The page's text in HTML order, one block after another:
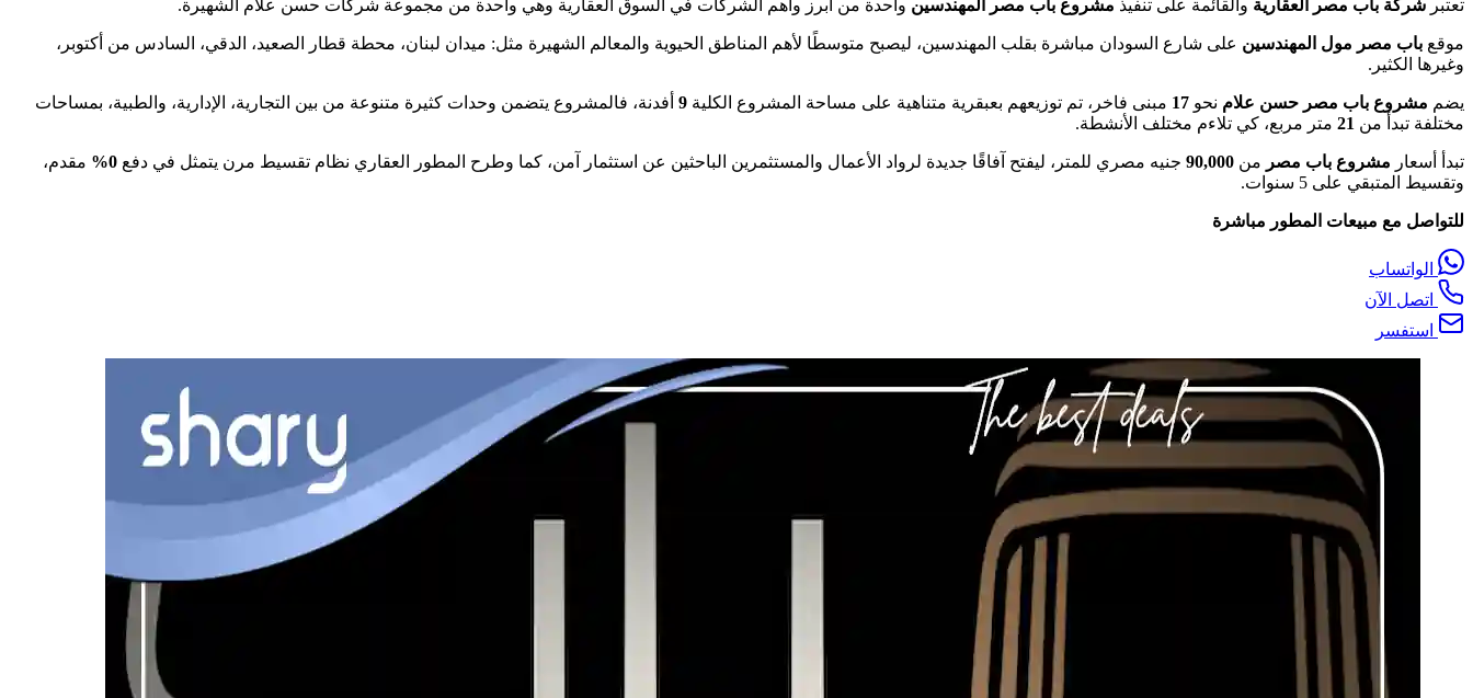
تعتبر شركة باب مصر العقارية والقائمة على تنفيذ مشروع باب مصر المهندسين واحدة من أبرز وأهم الشركات في السوق العقارية وهي واحدة من مجموعة شركات حسن علام الشهيرة.
موقع باب مصر مول المهندسين على شارع السودان مباشرة بقلب المهندسين، ليصبح متوسطًا لأهم المناطق الحيوية والمعالم الشهيرة مثل: ميدان لبنان، محطة قطار الصعيد، الدقي، السادس من أكتوبر،
وغيرها الكثير.
يضم مشروع باب مصر حسن علام نحو 17 مبنى فاخر، تم توزيعهم بعبقرية متناهية على مساحة المشروع الكلية 9 أفدنة، فالمشروع يتضمن وحدات كثيرة متنوعة من بين التجارية، الإدارية، والطبية، بمساحات
مختلفة تبدأ من 21 متر مربع، كي تلاءم مختلف الأنشطة.
تبدأ أسعار مشروع باب مصر من 90,000 جنيه مصري للمتر، ليفتح آفاقًا جديدة لرواد الأعمال والمستثمرين الباحثين عن استثمار آمن، كما وطرح المطور العقاري نظام تقسيط مرن يتمثل في دفع 0%
مقدم،
وتقسيط المتبقي على 5 سنوات.
للتواصل مع مبيعات المطور مباشرة
الواتساب
اتصل الآن
استفسر